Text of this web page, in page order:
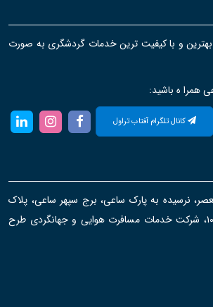
بهترین و با کیفیت ترین خدمات گردشگری به صورت
همرا ه باشید:
کانال تلگرام آفتاب تراول
نرسیده به پارک ساعی، برج سپهر ساعی، پلاک
۲۲۳۰، طبقه اول، واحد ۱۰، شرکت خدمات مسافرت هوایی و جهانگردی طرح